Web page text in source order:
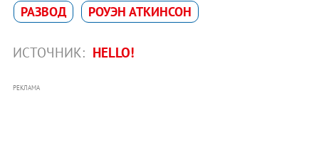
РАЗВОД РОУЭН АТКИНСОН
ИСТОЧНИК: HELLO!
РЕКЛАМА